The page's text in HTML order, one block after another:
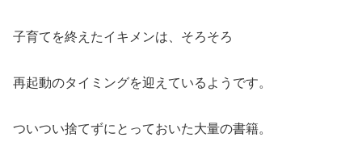
子育てを終えたイキメンは、そろそろ
再起動のタイミングを迎えているようです。
ついつい捨てずにとっておいた大量の書籍。